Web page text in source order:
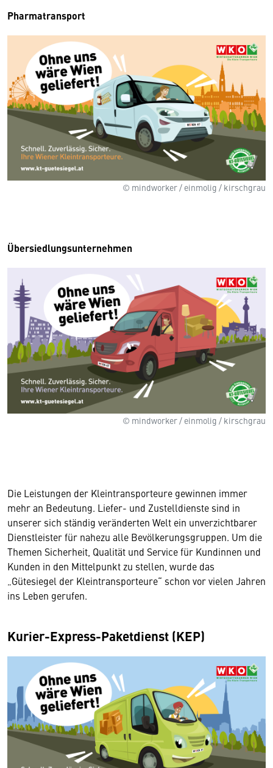
Pharmatransport
© mindworker / einmolig / kirschgrau
Übersiedlungsunternehmen
© mindworker / einmolig / kirschgrau
Die Leistungen der Kleintransporteure gewinnen immer
mehr an Bedeutung. Liefer- und Zustelldienste sind in
unserer sich ständig veränderten Welt ein unverzichtbarer
Dienstleister für nahezu alle Bevölkerungsgruppen. Um die
Themen Sicherheit, Qualität und Service für Kundinnen und
Kunden in den Mittelpunkt zu stellen, wurde das
„Gütesiegel der Kleintransporteure“ schon vor vielen Jahren
ins Leben gerufen.
Kurier-Express-Paketdienst (KEP)